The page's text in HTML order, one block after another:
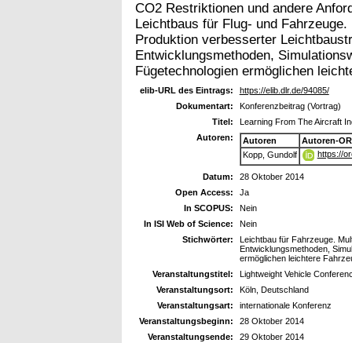
CO2 Restriktionen und andere
Leichtbaus für Flug- und
Produktion verbesserter
Entwicklungsmethoden,
Fügetechnologien ermöglichen
elib-URL des Eintrags:
https://elib.dlr.de/94085/
Dokumentart:
Konferenzbeitrag (Vortrag)
Titel:
Learning From The Aircraft
Autoren:
Autoren
Autoren-
Kopp, Gundolf
https://
Datum:
28 Oktober 2014
Open Access:
Ja
In SCOPUS:
Nein
In ISI Web of Science:
Nein
Stichwörter:
Leichtbau für Fahrzeuge.
Entwicklungsmethoden,
ermöglichen leichtere
Veranstaltungstitel:
Lightweight Vehicle
Veranstaltungsort:
Köln, Deutschland
Veranstaltungsart:
internationale Konferenz
Veranstaltungsbeginn:
28 Oktober 2014
Veranstaltungsende:
29 Oktober 2014